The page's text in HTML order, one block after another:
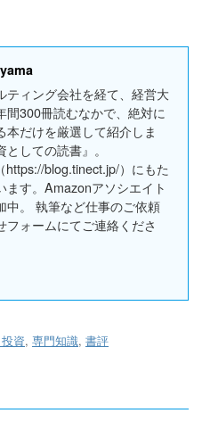
ティング会社を経て、経営大
間300冊読むなかで、絶対に
本だけを厳選して紹介しま
しての読書』。
https://blog.tinect.jp/）にもた
ます。Amazonアソシエイト
中。 執筆など仕事のご依頼
フォームにてご連絡くださ
資, 専門知識, 書評